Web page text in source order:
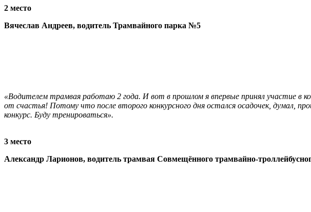
2 место
Вячеслав Андреев, водитель Трамвайного парка №5
«Водителем трамвая работаю 2 года. И вот в прошлом я впервые принял участие в
от счастья! Потому что после второго конкурсного дня остался осадочек, думал,
конкурс. Буду тренироваться».
3 место
Александр Ларионов, водитель трамвая Совмещённого трамвайно-